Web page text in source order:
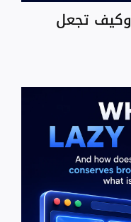
ما هي تقنية الـ Caching وكيف تجعل